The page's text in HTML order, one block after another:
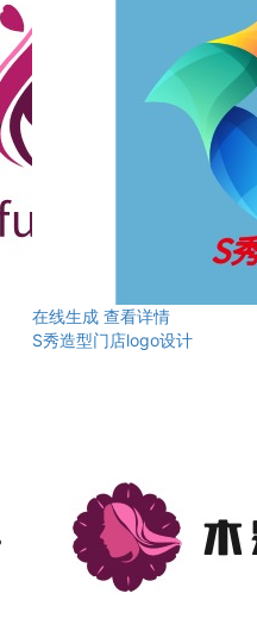
在线生成 查看详情
S秀造型门店logo设计